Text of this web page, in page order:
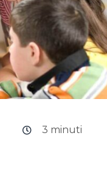
3 minuti